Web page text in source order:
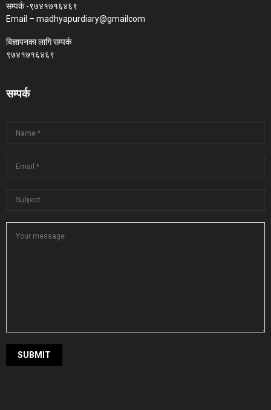
सम्पर्क -९७४१७१६४६९
Email – madhyapurdiary@gmailcom
बिज्ञापनका लागि सम्पर्क
९७४१७१६४६९
सम्पर्क